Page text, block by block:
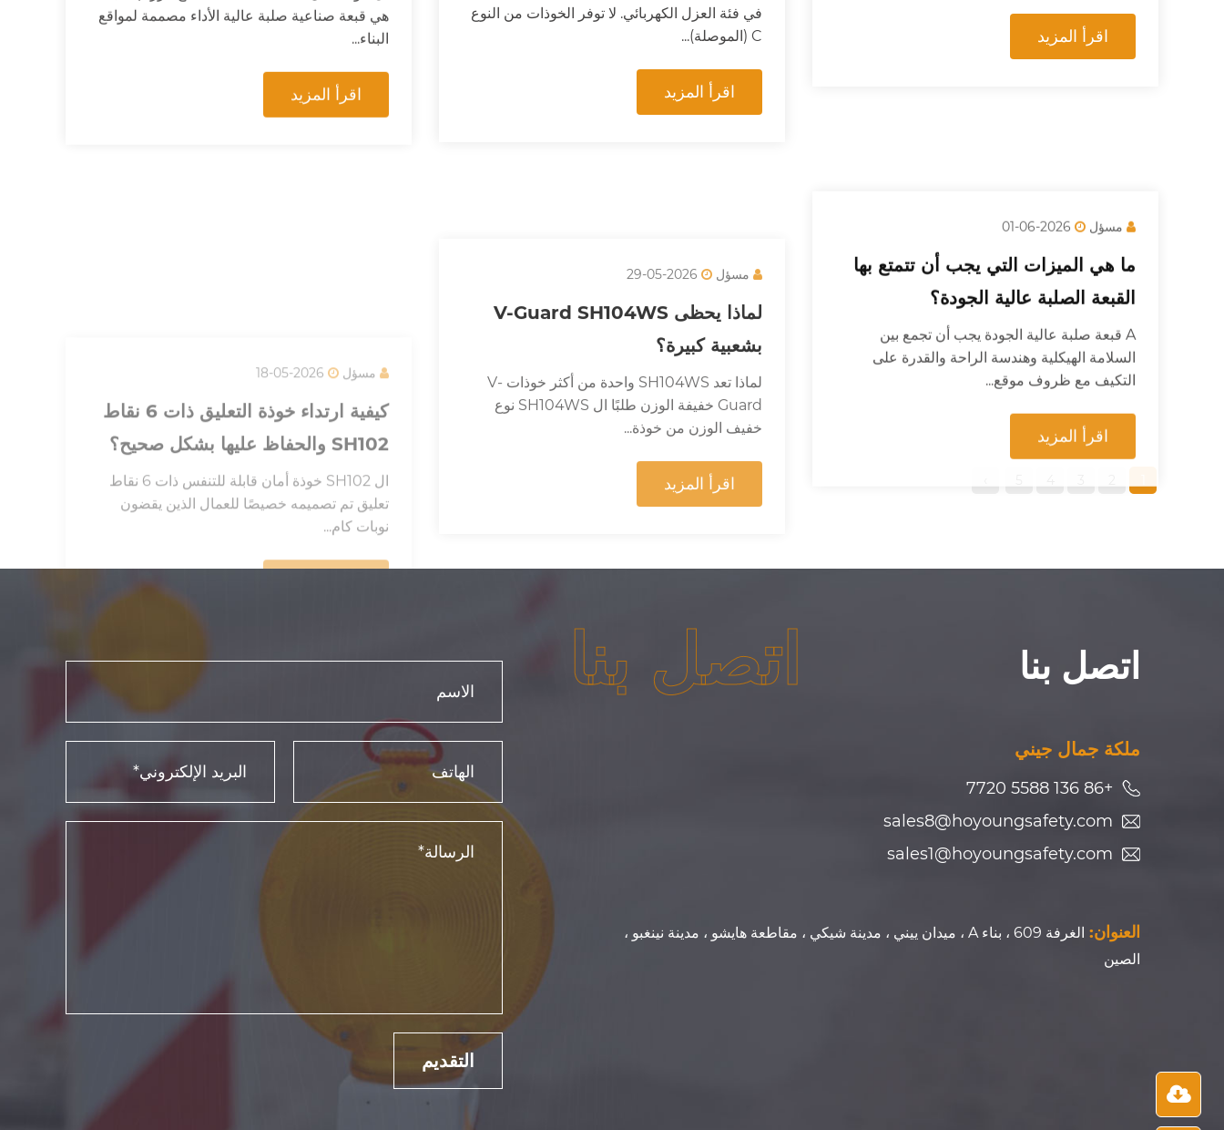
اقرأ المزيد
في فئة العزل الكهربائي. لا توفر الخوذات من النوع
C (الموصلة)...
اقرأ المزيد
هي قبعة صناعية صلبة عالية الأداء مصممة لمواقع
البناء...
اقرأ المزيد
القبعة الصلبة عالية الجودة؟
A قبعة صلبة عالية الجودة يجب أن تجمع بين
السلامة الهيكلية وهندسة الراحة والقدرة على
التكيف مع ظروف موقع...
اقرأ المزيد
بشعبية كبيرة؟
لماذا تعد SH104WS واحدة من أكثر خوذات V-
خفيف الوزن من خوذة...
اقرأ المزيد اقرأ المزيد
اتصل بنا اتصل بنا
ملكة جمال جيني
+86 136 5588 7720
sales8@hoyoungsafety.com
sales1@hoyoungsafety.com
العنوان:
الغرفة 609 ، بناء A ، ميدان ييني ، مدينة شيكي ، مقاطعة هايشو ، مدينة نينغبو ،
الصين
التقديم